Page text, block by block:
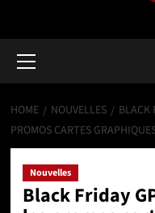
Menu
HOME NOUVELLES
BLACK
PROMOS CARTES
Nouvelles
Black Friday